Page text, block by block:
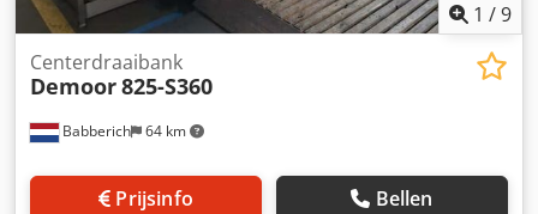
1 /9
Babberich 64 km
Centerdraaibank
Demoor825-S360
Prijsinfo Bellen